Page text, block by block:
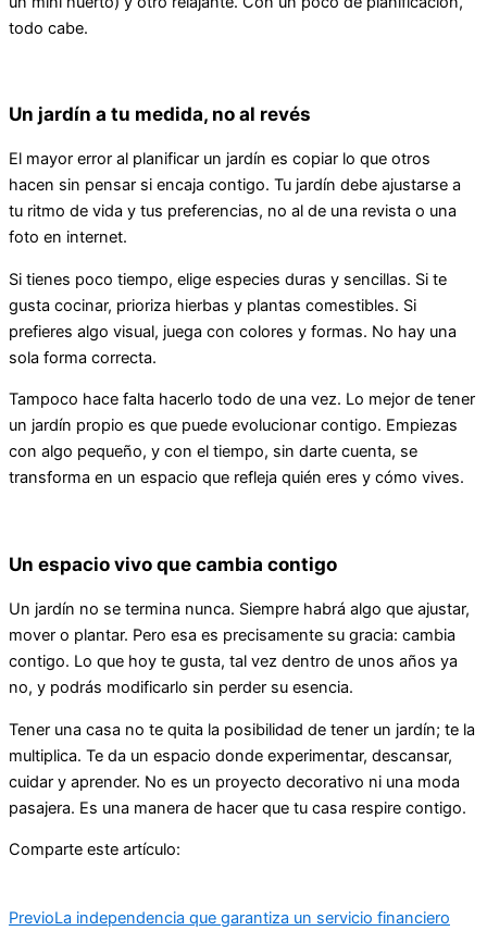
todo cabe.
Un jardín a tu medida, no al revés
El mayor error al planificar un jardín es copiar lo que otros
hacen sin pensar si encaja contigo. Tu jardín debe ajustarse a
tu ritmo de vida y tus preferencias, no al de una revista o una
foto en internet.
Si tienes poco tiempo, elige especies duras y sencillas. Si te
gusta cocinar, prioriza hierbas y plantas comestibles. Si
prefieres algo visual, juega con colores y formas. No hay una
sola forma correcta.
Tampoco hace falta hacerlo todo de una vez. Lo mejor de tener
un jardín propio es que puede evolucionar contigo. Empiezas
con algo pequeño, y con el tiempo, sin darte cuenta, se
transforma en un espacio que refleja quién eres y cómo vives.
Un espacio vivo que cambia contigo
Un jardín no se termina nunca. Siempre habrá algo que ajustar,
mover o plantar. Pero esa es precisamente su gracia: cambia
contigo. Lo que hoy te gusta, tal vez dentro de unos años ya
no, y podrás modificarlo sin perder su esencia.
Tener una casa no te quita la posibilidad de tener un jardín; te la
multiplica. Te da un espacio donde experimentar, descansar,
cuidar y aprender. No es un proyecto decorativo ni una moda
pasajera. Es una manera de hacer que tu casa respire contigo.
Comparte este artículo:
PrevioLa independencia que garantiza un servicio financiero